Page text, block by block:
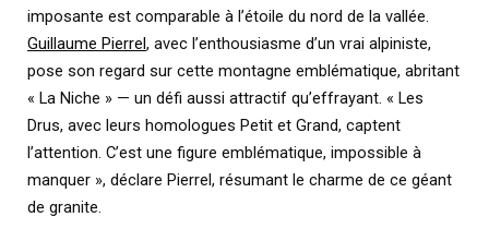
imposante est comparable à l’étoile du nord de la vallée.
Guillaume Pierrel, avec l’enthousiasme d’un vrai alpiniste,
pose son regard sur cette montagne emblématique, abritant
« La Niche » — un défi aussi attractif qu’effrayant. « Les
Drus, avec leurs homologues Petit et Grand, captent
l’attention. C’est une figure emblématique, impossible à
manquer », déclare Pierrel, résumant le charme de ce géant
de granite.